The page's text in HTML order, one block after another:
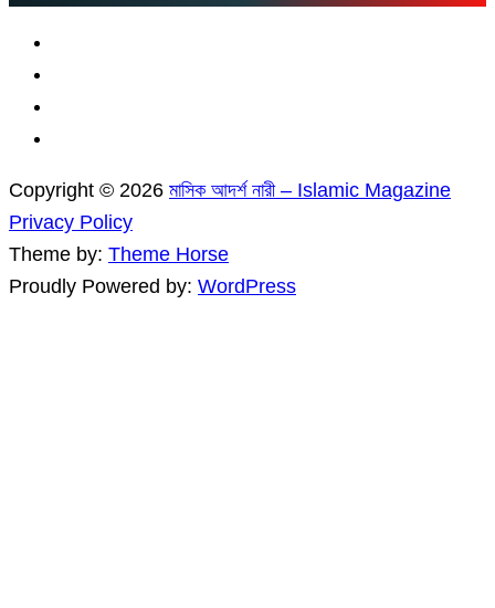
Copyright © 2026 মাসিক আদর্শ নারী – Islamic Magazine
Privacy Policy
Theme by: Theme Horse
Proudly Powered by: WordPress